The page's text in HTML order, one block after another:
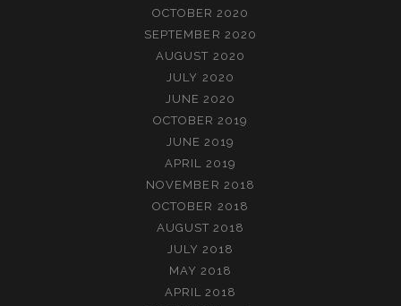
OCTOBER 2020
SEPTEMBER 2020
AUGUST 2020
JULY 2020
JUNE 2020
OCTOBER 2019
JUNE 2019
APRIL 2019
NOVEMBER 2018
OCTOBER 2018
AUGUST 2018
JULY 2018
MAY 2018
APRIL 2018